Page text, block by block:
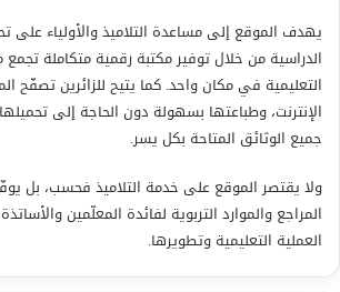
يهدف الموقع إلى مساعدة التلاميذ والأولياء على
الدراسية من خلال توفير مكتبة رقمية متكاملة تجمع
التعليمية في مكان واحد. كما يتيح للزائرين تصفّح
الإنترنت، وطباعتها بسهولة دون الحاجة إلى
جميع الوثائق المتاحة بكل يسر.
ولا يقتصر الموقع على خدمة التلاميذ فحسب، بل
المراجع والموارد التربوية لفائدة المعلّمين
العملية التعليمية وتطويرها.